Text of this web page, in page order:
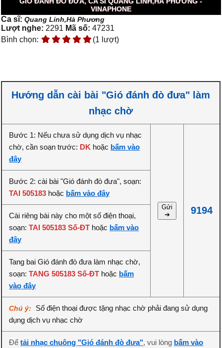
VINAPHONE
Ca sĩ:Quang Linh,Hà Phương
Lượt nghe: 2291 Mã số: 47231
Bình chọn:
(1 lượt)
Hướng dẫn cài bài "Gió đánh đò đưa" làm
nhạc chờ
Bước 1: Nếu chưa sử dụng dịch vụ nhạc
chờ, cần soạn trước: DK hoặc bấm vào
đây
Gửi
➔
9194
Bước 2: cài bài "Gió đánh đò đưa", soạn:
TAI 505183 hoặc bấm vào đây
Cài riêng bài này cho một số điện thoại,
soạn:TAI 505183 Số-ĐT hoặc bấm vào
đây
Tang bai Gió đánh đò đưa làm nhạc chờ,
soạn:TANG 505183 Số-ĐT hoặc bấm
vào đây
Chú ý:
Số điện thoại được tặng nhạc chờ phải đang sử dụng
dụng dịch vụ nhạc chờ
Đểtải nhạc chuông "Gió đánh đò đưa", vui lòng bấm vào